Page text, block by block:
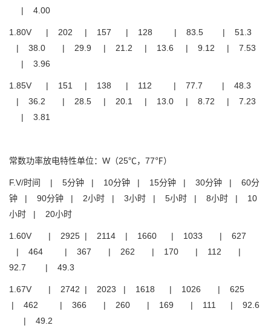
| 4.00
1.80V | 202 | 157 | 128 | 83.5 | 51.3
| 38.0 | 29.9 | 21.2 | 13.6 | 9.12 | 7.53
| 3.96
1.85V | 151 | 138 | 112 | 77.7 | 48.3
| 36.2 | 28.5 | 20.1 | 13.0 | 8.72 | 7.23
| 3.81
常数功率放电特性单位：W（25℃，77℉）
F.V/时间 | 5分钟 | 10分钟 | 15分钟 | 30分钟 | 60分
钟 | 90分钟 | 2小时 | 3小时 | 5小时 | 8小时 | 10
小时 | 20小时
1.60V | 2925 | 2114 | 1660 | 1033 | 627
| 464 | 367 | 262 | 170 | 112 |
92.7 | 49.3
1.67V | 2742 | 2023 | 1618 | 1026 | 625
| 462 | 366 | 260 | 169 | 111 | 92.6
| 49.2